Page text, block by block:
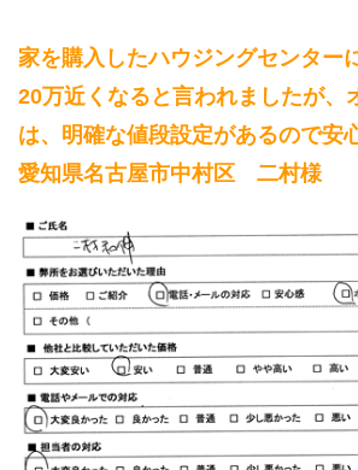
家を購入したハウジングセンター
20万近くなると言われましたが、
は、明確な値段設定があるので安
愛知県名古屋市中村区 二村様